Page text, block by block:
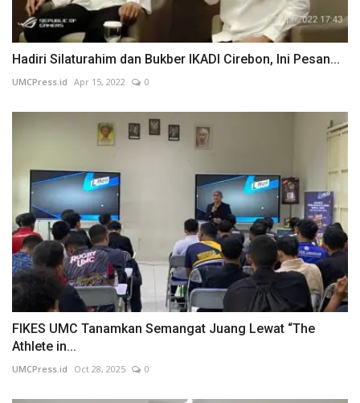
Hadiri Silaturahim dan Bukber IKADI Cirebon, Ini Pesan...
UMCPress.id Apr 15, 2022 0
FIKES UMC Tanamkan Semangat Juang Lewat “The
Athlete in...
UMCPress.id Oct 28, 2025 0